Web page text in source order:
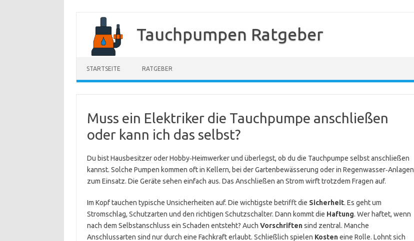
springen
Tauchpumpen Ratgeber
STARTSEITE RATGEBER
Muss ein Elektriker die Tauchpumpe anschließen
oder kann ich das selbst?
Du bist Hausbesitzer oder Hobby‑Heimwerker und überlegst, ob du die Tauchpumpe selbst anschließen
kannst. Solche Pumpen kommen oft in Kellern, bei der Gartenbewässerung oder in Regenwasser‑Anlagen
zum Einsatz. Die Geräte sehen einfach aus. Das Anschließen an Strom wirft trotzdem Fragen auf.
Im Kopf tauchen typische Unsicherheiten auf. Die wichtigste betrifft die Sicherheit. Es geht um
Stromschlag, Schutzarten und den richtigen Schutzschalter. Dann kommt die Haftung. Wer haftet, wenn
nach dem Selbstanschluss ein Schaden entsteht? Auch Vorschriftensind zentral. Manche
Anschlussarten sind nur durch eine Fachkraft erlaubt. Schließlich spielen Kosteneine Rolle. Lohnt sich